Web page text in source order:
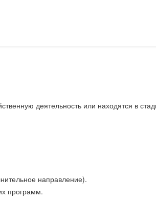
деятельность или находятся в
направление).
программ.